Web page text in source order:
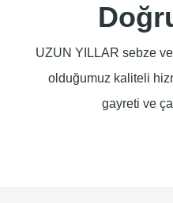
UZUN YILLAR sebze
olduğumuz kaliteli
gayreti ve